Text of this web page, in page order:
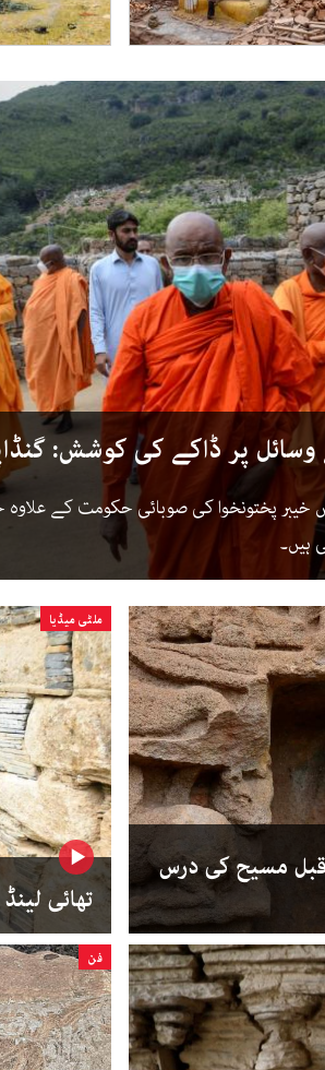
پر ڈاکے کی کوشش:
خیبر پختونخوا کی صوبائی حکومت کے
ہیں۔
قبل مسیح کی درس
ملٹی میڈیا
تھائی
فن